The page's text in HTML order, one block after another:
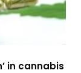
in cannabis